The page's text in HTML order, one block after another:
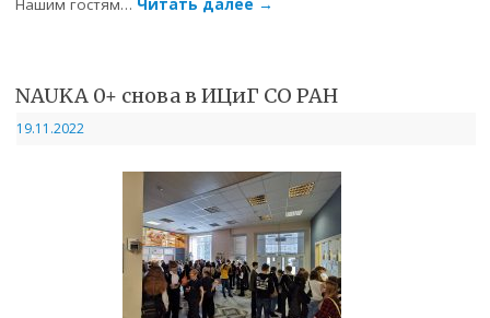
Нашим гостям… Читать далее →
NAUKA 0+ снова в ИЦиГ СО РАН
19.11.2022